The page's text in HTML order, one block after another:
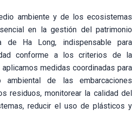
ambiente y de los ecosistemas
en la gestión del patrimonio
de Ha Long, indispensable para
conforme a los criterios de la
aplicamos medidas coordinadas para
ambiental de las embarcaciones
residuos, monitorear la calidad del
reducir el uso de plásticos y